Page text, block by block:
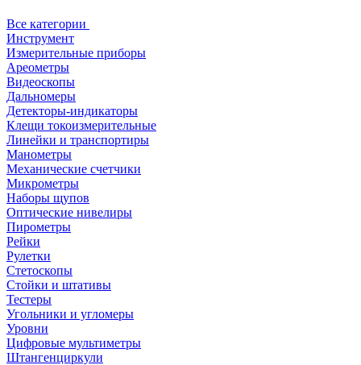
Все категории
Инструмент
Измерительные приборы
Ареометры
Видеоскопы
Дальномеры
Детекторы-индикаторы
Клещи токоизмерительные
Линейки и транспортиры
Манометры
Механические счетчики
Микрометры
Наборы щупов
Оптические нивелиры
Пирометры
Рейки
Рулетки
Стетоскопы
Стойки и штативы
Тестеры
Угольники и угломеры
Уровни
Цифровые мультиметры
Штангенциркули